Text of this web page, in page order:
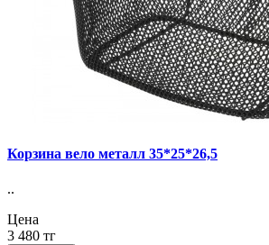
Корзина вело металл 35*25*26,5
..
Цена
3 480 тг